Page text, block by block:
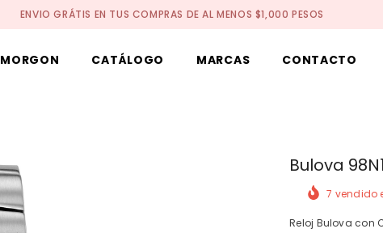
ENVIO GRÁTIS EN TUS COMPRAS DE AL MENOS $1,000 PESOS
MORGON CATÁLOGO MARCAS CONTACTO
Bulova
7 vendido
Reloj Bulova con